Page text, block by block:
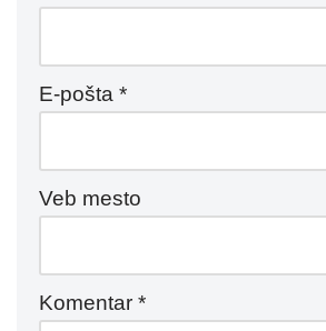
E-pošta *
Veb mesto
Komentar *